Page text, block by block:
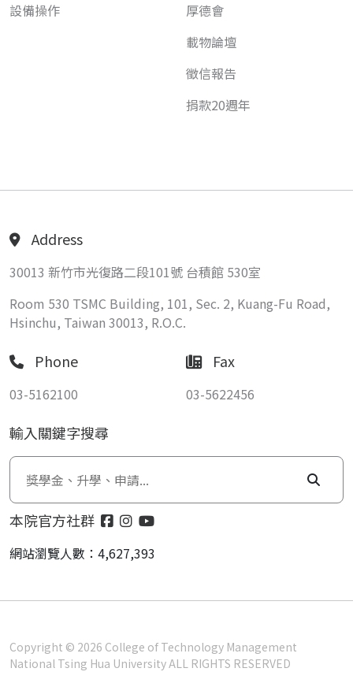
設備操作
厚德會
載物論壇
徵信報告
捐款20週年
Address
30013 新竹市光復路二段101號 台積館 530室
Room 530 TSMC Building, 101, Sec. 2, Kuang-Fu Road,
Hsinchu, Taiwan 30013, R.O.C.
Phone
03-5162100
Fax
03-5622456
輸入關鍵字搜尋
本院官方社群
網站瀏覽人數：4,627,393
Copyright © 2026 College of Technology Management
National Tsing Hua University ALL RIGHTS RESERVED